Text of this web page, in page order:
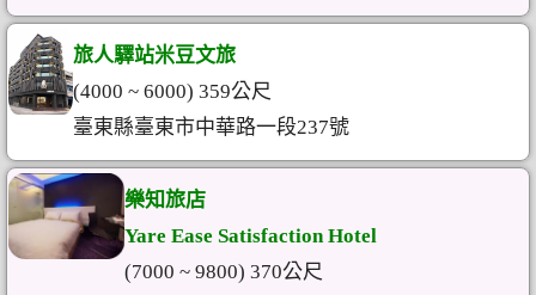
旅人驛站米豆文旅
(4000 ~ 6000) 359公尺
臺東縣臺東市中華路一段237號
樂知旅店
Yare Ease Satisfaction Hotel
(7000 ~ 9800) 370公尺